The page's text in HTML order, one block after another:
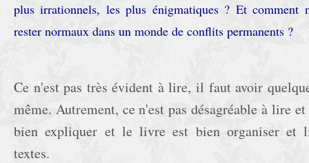
plus irrationnels, les plus énigmatiques ? Et comment
rester normaux dans un monde de conflits permanents ?
Ce n'est pas très évident à lire, il faut avoir
même. Autrement, ce n'est pas désagréable à lire
bien expliquer et le livre est bien organiser et
textes.